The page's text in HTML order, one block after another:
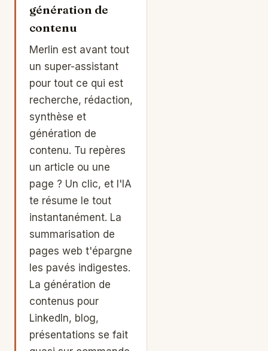
génération de
contenu
Merlin est avant tout
un super-assistant
pour tout ce qui est
recherche, rédaction,
synthèse et
génération de
contenu. Tu repères
un article ou une
page ? Un clic, et l'IA
te résume le tout
instantanément. La
summarisation de
pages web t'épargne
les pavés indigestes.
La génération de
contenus pour
LinkedIn, blog,
présentations se fait